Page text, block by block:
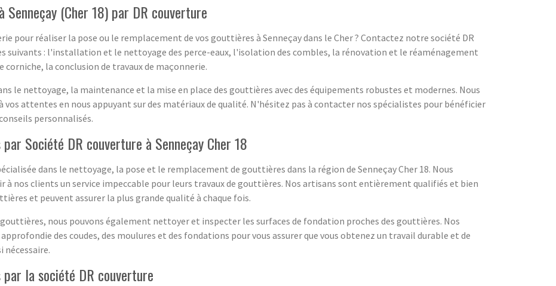
(Cher 18) par DR couverture
pour réaliser la pose ou le remplacement de vos gouttières à Senneçay dans le Cher ? Contactez notre société DR
suivants : l'installation et le nettoyage des perce-eaux, l'isolation des combles, la rénovation et le réaménagement
la conclusion de travaux de maçonnerie.
le nettoyage, la maintenance et la mise en place des gouttières avec des équipements robustes et modernes. Nous
attentes en nous appuyant sur des matériaux de qualité. N'hésitez pas à contacter nos spécialistes pour bénéficier
personnalisés.
Société DR couverture à Senneçay Cher 18
dans le nettoyage, la pose et le remplacement de gouttières dans la région de Senneçay Cher 18. Nous
à nos clients un service impeccable pour leurs travaux de gouttières. Nos artisans sont entièrement qualifiés et bien
et peuvent assurer la plus grande qualité à chaque fois.
nous pouvons également nettoyer et inspecter les surfaces de fondation proches des gouttières. Nos
des coudes, des moulures et des fondations pour vous assurer que vous obtenez un travail durable et de
nécessaire.
la société DR couverture